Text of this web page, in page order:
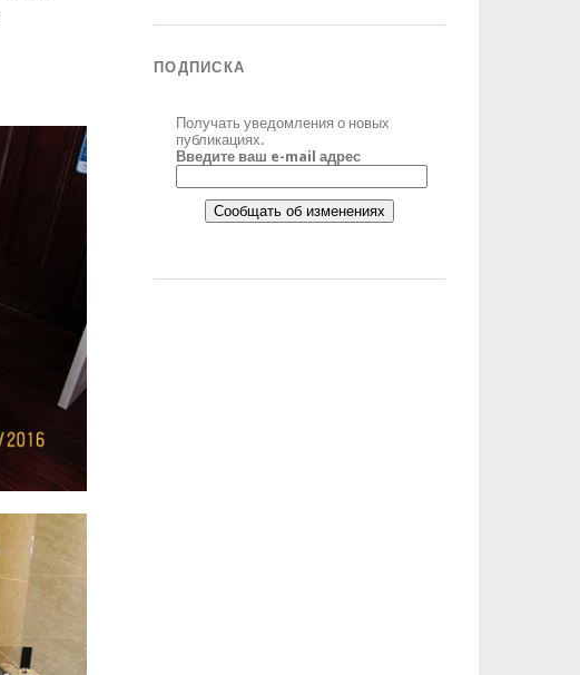
ПОДПИСКА
Получать уведомления о новых
публикациях.
Введите ваш e-mail адрес